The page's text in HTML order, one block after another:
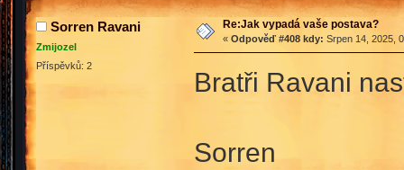
Sorren Ravani
Zmijozel
Příspěvků: 2
Re:Jak vypadá vaše postava?
« Odpověď #408 kdy: Srpen 14, 2025,
Bratři Ravani
Sorren